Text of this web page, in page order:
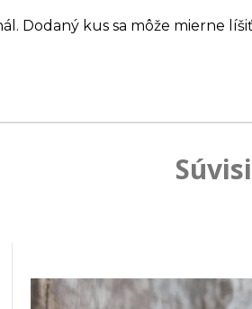
Dodaný kus sa môže mierne